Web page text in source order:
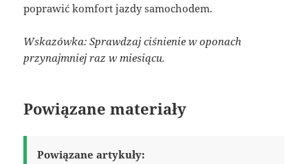
poprawić komfort jazdy samochodem.
Wskazówka: Sprawdzaj ciśnienie w oponach
przynajmniej raz w miesiącu.
Powiązane materiały
Powiązane artykuły: